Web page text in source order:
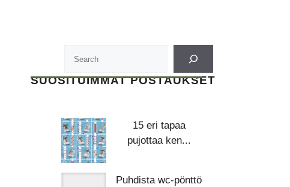
SUOSITUIMMAT POSTAUKSET
15 eri tapaa
pujottaa ken...
Puhdista wc-pönttö